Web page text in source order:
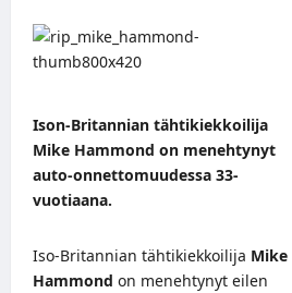
Ison-Britannian tähtikiekkoilija
Mike Hammond on menehtynyt
auto-onnettomuudessa 33-
vuotiaana.
Iso-Britannian tähtikiekkoilija Mike
Hammond on menehtynyt eilen